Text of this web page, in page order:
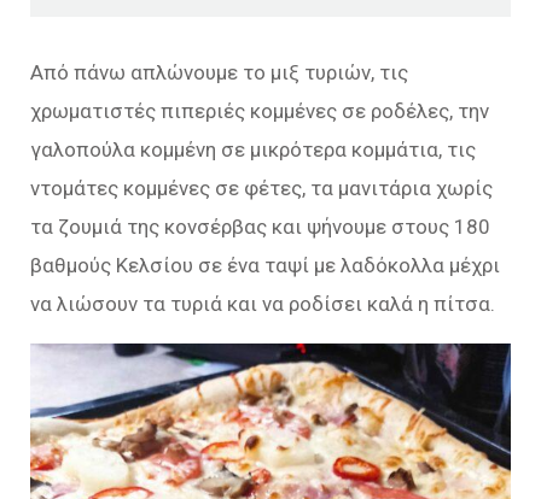
Από πάνω απλώνουμε το μιξ τυριών, τις
χρωματιστές πιπεριές κομμένες σε ροδέλες, την
γαλοπούλα κομμένη σε μικρότερα κομμάτια, τις
ντομάτες κομμένες σε φέτες, τα μανιτάρια χωρίς
τα ζουμιά της κονσέρβας και ψήνουμε στους 180
βαθμούς Κελσίου σε ένα ταψί με λαδόκολλα μέχρι
να λιώσουν τα τυριά και να ροδίσει καλά η πίτσα.